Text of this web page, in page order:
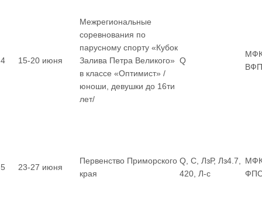
4 15-20 июня
Межрегиональные
соревнования по
парусному спорту «Кубок
Залива Петра Великого»
в классе «Оптимист» /
юноши, девушки до 16ти
лет/
Q
5 23-27 июня
Первенство Приморского
края
Q, С, ЛзР, Лз4.7,
420, Л-с